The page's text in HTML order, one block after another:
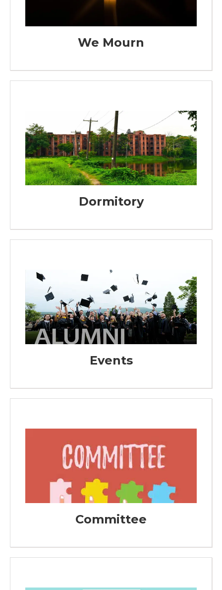
We Mourn
Dormitory
Events
Committee